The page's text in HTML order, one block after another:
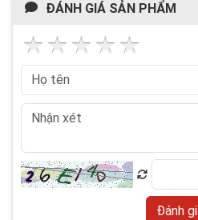
ĐÁNH GIÁ SẢN PHẨM